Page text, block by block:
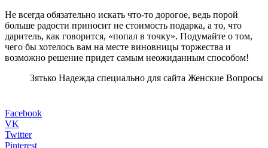
Не всегда обязательно искать что-то дорогое, ведь порой
больше радости приносит не стоимость подарка, а то, что
даритель, как говорится, «попал в точку». Подумайте о том,
чего бы хотелось вам на месте виновницы торжества и
возможно решение придет самым неожиданным способом!
Зятько Надежда специально для сайта Женские Вопросы
Facebook
VK
Twitter
Pinterest